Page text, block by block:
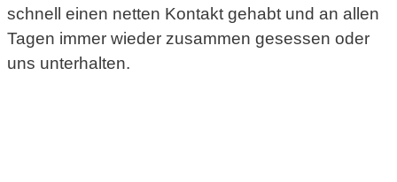
schnell einen netten Kontakt gehabt und an allen
Tagen immer wieder zusammen gesessen oder
uns unterhalten.